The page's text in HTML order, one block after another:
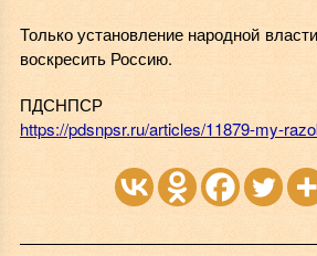
Только установление народной
воскресить Россию.
ПДСНПСР
https://pdsnpsr.ru/articles/11879-my-